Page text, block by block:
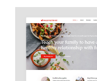
Kontakt
Impressum